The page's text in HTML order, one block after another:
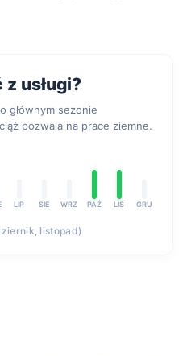
usługi?
głównym sezonie
pozwala na prace ziemne.
LIP SIE WRZ PAŹ LIS GRU
listopad)